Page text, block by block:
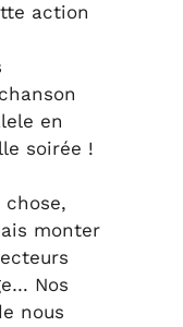
action
en
soirée !
monter
Nos
nous